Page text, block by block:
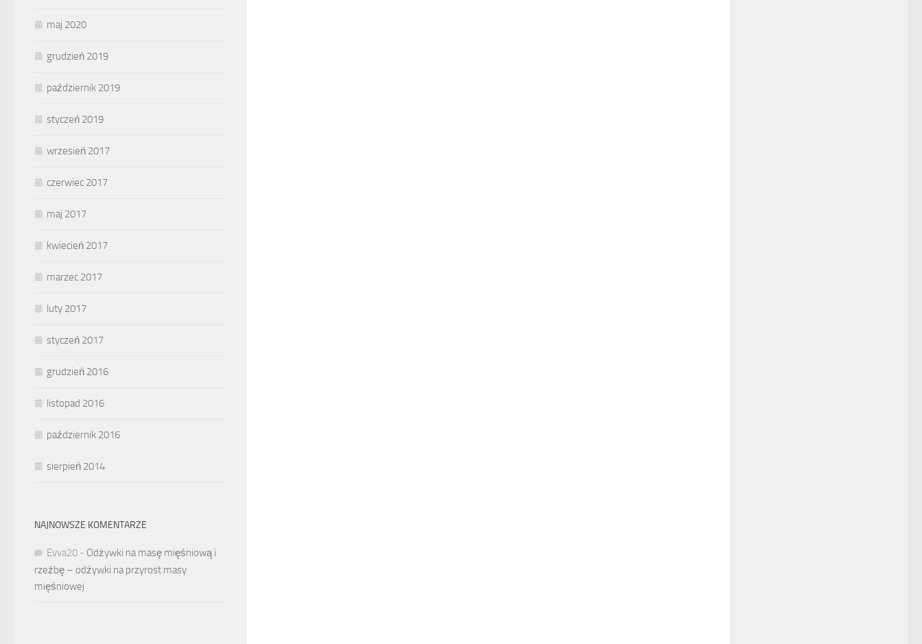
maj 2020
grudzień 2019
październik 2019
styczeń 2019
wrzesień 2017
czerwiec 2017
maj 2017
kwiecień 2017
marzec 2017
luty 2017
styczeń 2017
grudzień 2016
listopad 2016
październik 2016
sierpień 2014
NAJNOWSZE KOMENTARZE
Evva20 - Odżywki na masę mięśniową i
rzeźbę – odżywki na przyrost masy
mięśniowej